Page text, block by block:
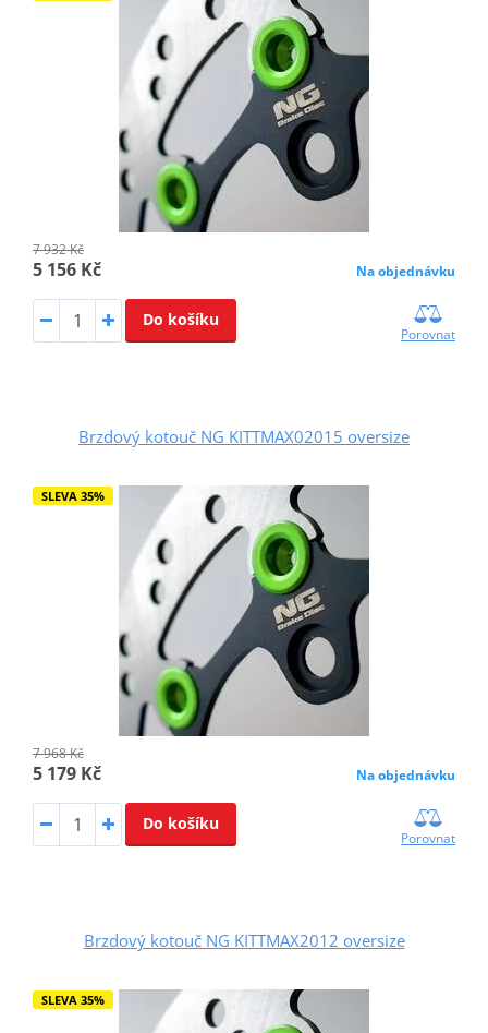
7 932 Kč
5 156 Kč Na objednávku
Do košíku
Porovnat
Brzdový kotouč NG KITTMAX02015 oversize
SLEVA 35%
7 968 Kč
5 179 Kč Na objednávku
Do košíku
Porovnat
Brzdový kotouč NG KITTMAX2012 oversize
SLEVA 35%